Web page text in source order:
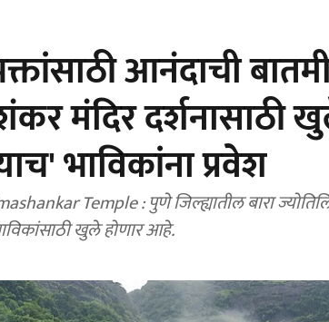
आनंदाची
मंदिर दर्शनासाठी
भाविकांना प्रवेश
Temple : पुणे जिल्ह्यातील बारा
खुले होणार आहे.